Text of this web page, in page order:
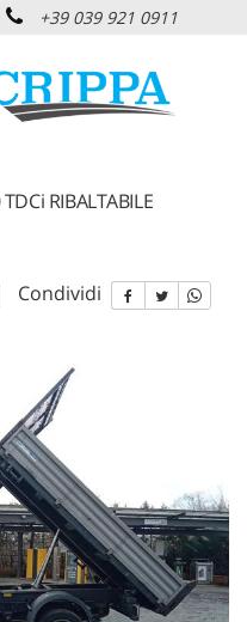
+39 039 921 0911
RIBALTABILE
Condividi